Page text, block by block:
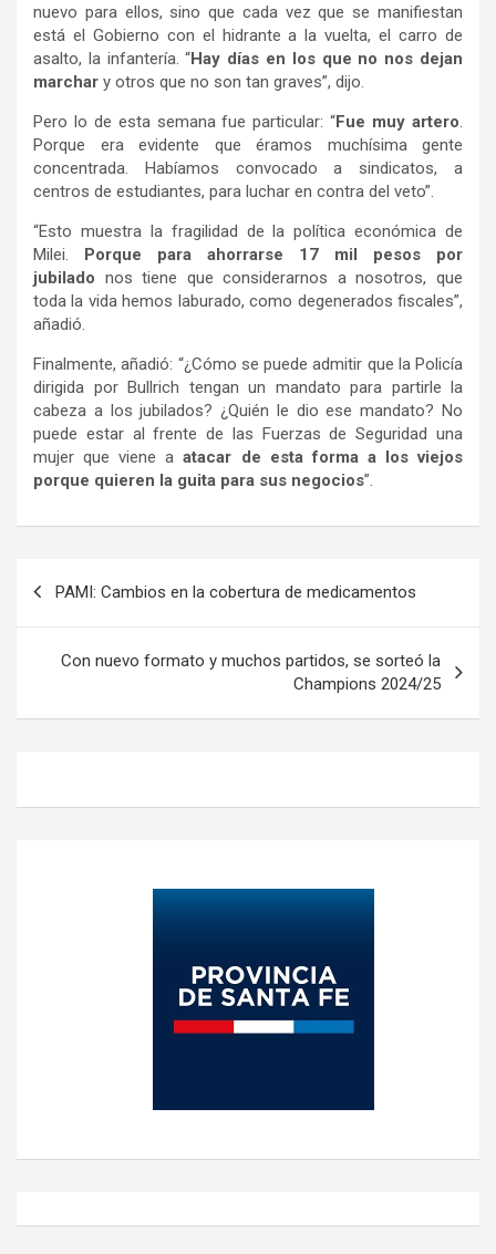
nuevo para ellos, sino que cada vez que se manifiestan
está el Gobierno con el hidrante a la vuelta, el carro de
asalto, la infantería. “Hay días en los que no nos dejan
marchar y otros que no son tan graves”, dijo.
Pero lo de esta semana fue particular: “Fue muy artero.
Porque era evidente que éramos muchísima gente
concentrada. Habíamos convocado a sindicatos, a
centros de estudiantes, para luchar en contra del veto”.
“Esto muestra la fragilidad de la política económica de
Milei. Porque para ahorrarse 17 mil pesos por
jubilado nos tiene que considerarnos a nosotros, que
toda la vida hemos laburado, como degenerados fiscales”,
añadió.
Finalmente, añadió: “¿Cómo se puede admitir que la Policía
dirigida por Bullrich tengan un mandato para partirle la
cabeza a los jubilados? ¿Quién le dio ese mandato? No
puede estar al frente de las Fuerzas de Seguridad una
mujer que viene aatacar de esta forma a los viejos
porque quieren la guita para sus negocios”.
PAMI: Cambios en la cobertura de medicamentos
Con nuevo formato y muchos partidos, se sorteó la
Champions 2024/25